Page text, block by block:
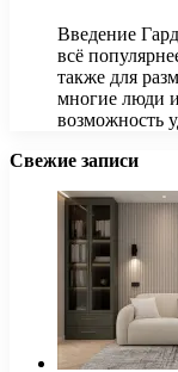
Введение
всё
также для
многие люди
возможность
Свежие записи